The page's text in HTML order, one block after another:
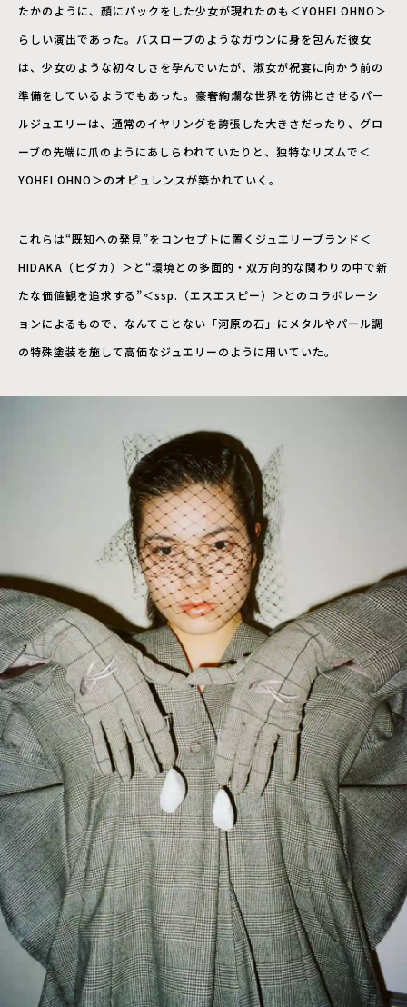
たかのように、顔にパックをした少女が現れたのも＜YOHEI OHNO＞
らしい演出であった。バスローブのようなガウンに身を包んだ彼女
は、少女のような初々しさを孕んでいたが、淑女が祝宴に向かう前の
準備をしているようでもあった。豪奢絢爛な世界を彷彿とさせるパー
ルジュエリーは、通常のイヤリングを誇張した大きさだったり、グロ
ーブの先端に爪のようにあしらわれていたりと、独特なリズムで＜
YOHEI OHNO＞のオピュレンスが築かれていく。
これらは“既知への発見”をコンセプトに置くジュエリーブランド＜
HIDAKA（ヒダカ）＞と“環境との多面的・双方向的な関わりの中で新
たな価値観を追求する”＜ssp.（エスエスピー）＞とのコラボレーシ
ョンによるもので、なんてことない「河原の石」にメタルやパール調
の特殊塗装を施して高価なジュエリーのように用いていた。